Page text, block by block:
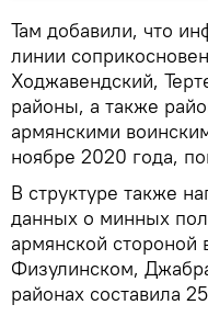
Там добавили, что
линии
Ходжавендский,
районы, а также
армянскими
ноябре 2020 года,
В структуре также
данных о минных
армянской стороной
Физулинском,
районах составила